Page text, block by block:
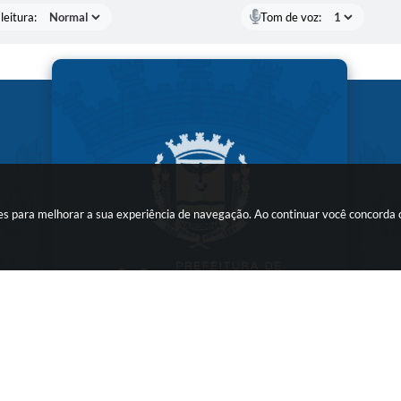
para melhorar a sua experiência de navegação. Ao continuar você concorda
Tom de voz: